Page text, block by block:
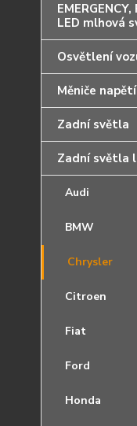
LED mlhová
Osvětlení
Měniče napětí
Zadní světla
Zadní světla
Audi
BMW
Chrysler
Citroen
Fiat
Ford
Honda